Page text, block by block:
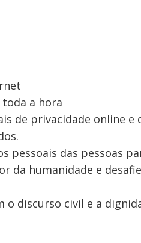
a hora
privacidade online e
pessoais das pessoas
da humanidade e
discurso civil e a